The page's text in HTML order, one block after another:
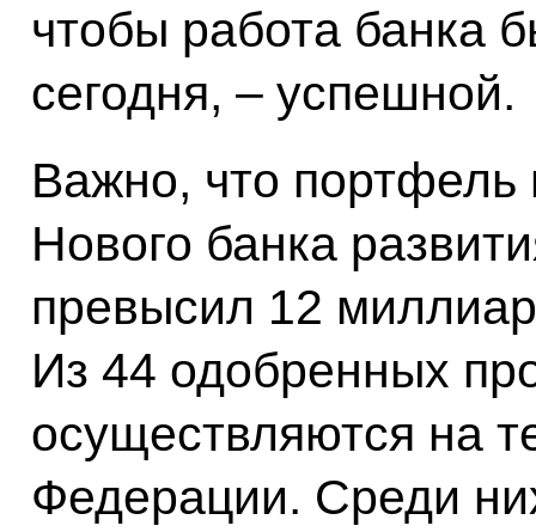
чтобы работа банка
сегодня, – успешной.
Важно, что портфель
Нового банка
превысил 12
Из 44 одобренных
осуществляются на
Федерации. Среди